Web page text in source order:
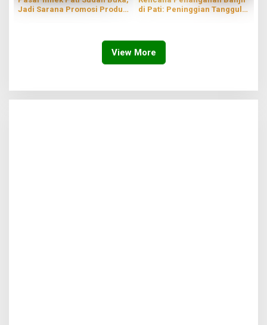
Jadi Sarana Promosi Produk
di Pati: Peninggian Tanggul
View More